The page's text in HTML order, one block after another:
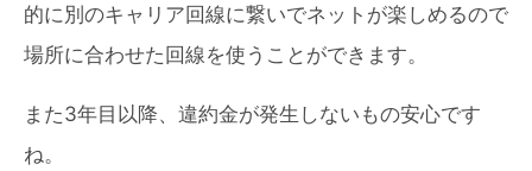
的に別のキャリア回線に繋いでネットが楽しめるので
場所に合わせた回線を使うことができます。
また3年目以降、違約金が発生しないもの安心です
ね。